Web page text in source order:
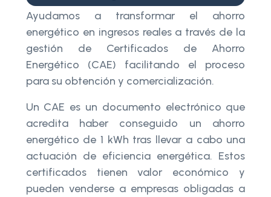
Ayudamos a transformar el ahorro
energético en ingresos reales a través de la
gestión de Certificados de Ahorro
Energético (CAE) facilitando el proceso
para su obtención y comercialización.
Un CAE es un documento electrónico que
acredita haber conseguido un ahorro
energético de 1 kWh tras llevar a cabo una
actuación de eficiencia energética. Estos
certificados tienen valor económico y
pueden venderse a empresas obligadas a